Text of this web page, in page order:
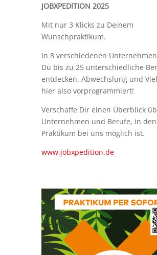
JOBXPEDITION 2025
Mit nur 3 Klicks zu Deinem
Wunschpraktikum.
In 8 verschiedenen
Du bis zu 25 unterschiedliche
entdecken. Abwechslung und
hier also vorprogrammiert!
Verschaffe Dir einen Überblick
Unternehmen und Berufe, in
Praktikum bei uns möglich ist.
www.jobxpedition.de